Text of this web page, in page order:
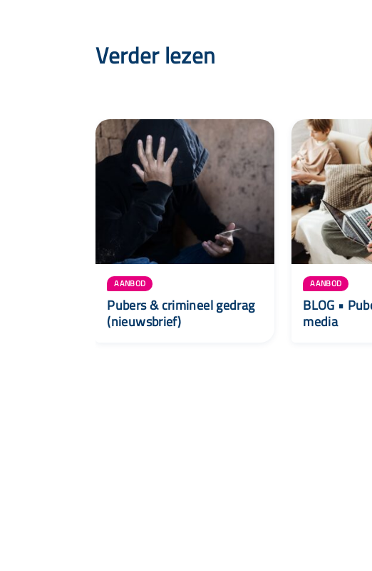
Verder lezen
AANBOD
Pubers & crimineel gedrag
(nieuwsbrief)
AANBOD
BLOG •
media